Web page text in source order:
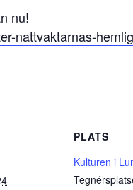
nu!
nattvaktarnas-
PLATS
Kulturen i